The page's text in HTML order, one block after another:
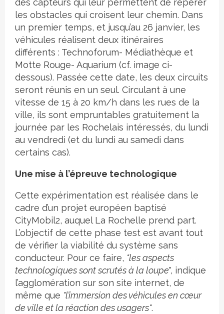
des capteurs qui leur permettent de repérer
les obstacles qui croisent leur chemin. Dans
un premier temps, et jusqu’au 26 janvier, les
véhicules réalisent deux itinéraires
différents : Technoforum- Médiathèque et
Motte Rouge- Aquarium (cf. image ci-
dessous). Passée cette date, les deux circuits
seront réunis en un seul. Circulant à une
vitesse de 15 à 20 km/h dans les rues de la
ville, ils sont empruntables gratuitement la
journée par les Rochelais intéressés, du lundi
au vendredi (et du lundi au samedi dans
certains cas).
Une mise à l’épreuve technologique
Cette expérimentation est réalisée dans le
cadre d’un projet européen baptisé
CityMobil2, auquel La Rochelle prend part.
L’objectif de cette phase test est avant tout
de vérifier la viabilité du système sans
conducteur. Pour ce faire, "les aspects
technologiques sont scrutés à la loupe", indique
l’agglomération sur son site internet, de
même que "l’immersion des véhicules en cœur
de ville et la réaction des usagers".